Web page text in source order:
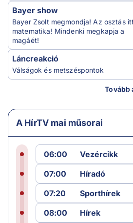
Bayer show
Bayer Zsolt megmondja! Az osztás
matematika! Mindenki megkapja a
magáét!
Láncreakció
Válságok és metszéspontok
Tovább
A HírTV mai műsorai
06:00
Vezércikk
07:00
Híradó
07:20
Sporthírek
08:00
Hírek